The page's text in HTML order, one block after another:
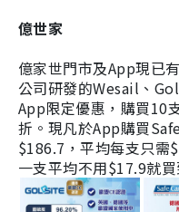
億世家
億家世門市及App現已
公司研發的Wesail、
App限定優惠，購買10
折。現凡於App購買
$186.7，平均每支只需
一支平均不用$17.9就